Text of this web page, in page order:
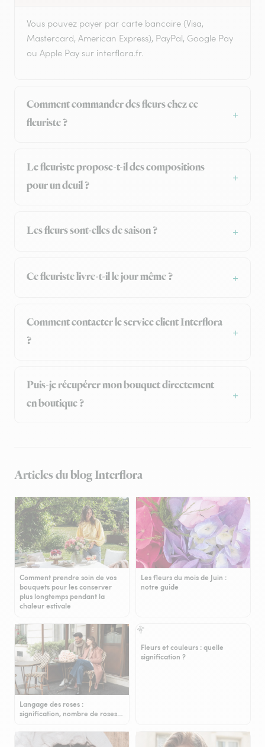
Vous pouvez payer par carte bancaire (Visa,
Mastercard, American Express), PayPal, Google Pay
ou Apple Pay sur interflora.fr.
Comment commander des fleurs chez ce
fleuriste ?
Le fleuriste propose-t-il des compositions
pour un deuil ?
Les fleurs sont-elles de saison ?
Ce fleuriste livre-t-il le jour même ?
Comment contacter le service client Interflora
?
Puis-je récupérer mon bouquet directement
en boutique ?
Articles du blog Interflora
Comment prendre soin de vos
bouquets pour les conserver
plus longtemps pendant la
chaleur estivale
Les fleurs du mois de Juin :
notre guide
Langage des roses :
signification, nombre de roses…
Fleurs et couleurs : quelle
signification ?